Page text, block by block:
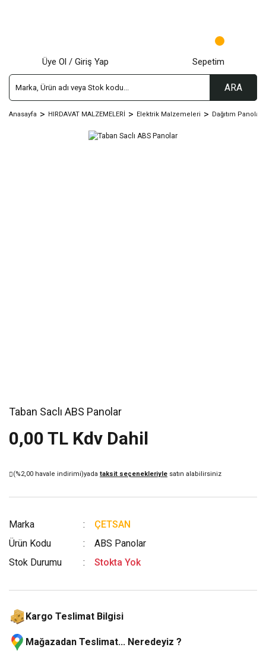
ARA
Üye Ol / Giriş Yap Sepetim
Anasayfa HIRDAVAT MALZEMELERİ Elektrik Malzemeleri Dağıtım Panoları
Taban Saclı ABS Panolar
0,00 TL Kdv Dahil
(%2,00 havale indirimi)yada taksit seçenekleriyle satın alabilirsiniz
Marka
ÇETSAN
Ürün Kodu
ABS Panolar
Stok Durumu
Stokta Yok
Kargo Teslimat Bilgisi
Mağazadan Teslimat... Neredeyiz ?